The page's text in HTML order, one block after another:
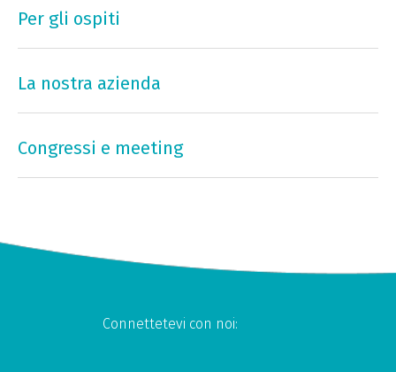
Per gli ospiti
La nostra azienda
Congressi e meeting
Connettetevi con noi: